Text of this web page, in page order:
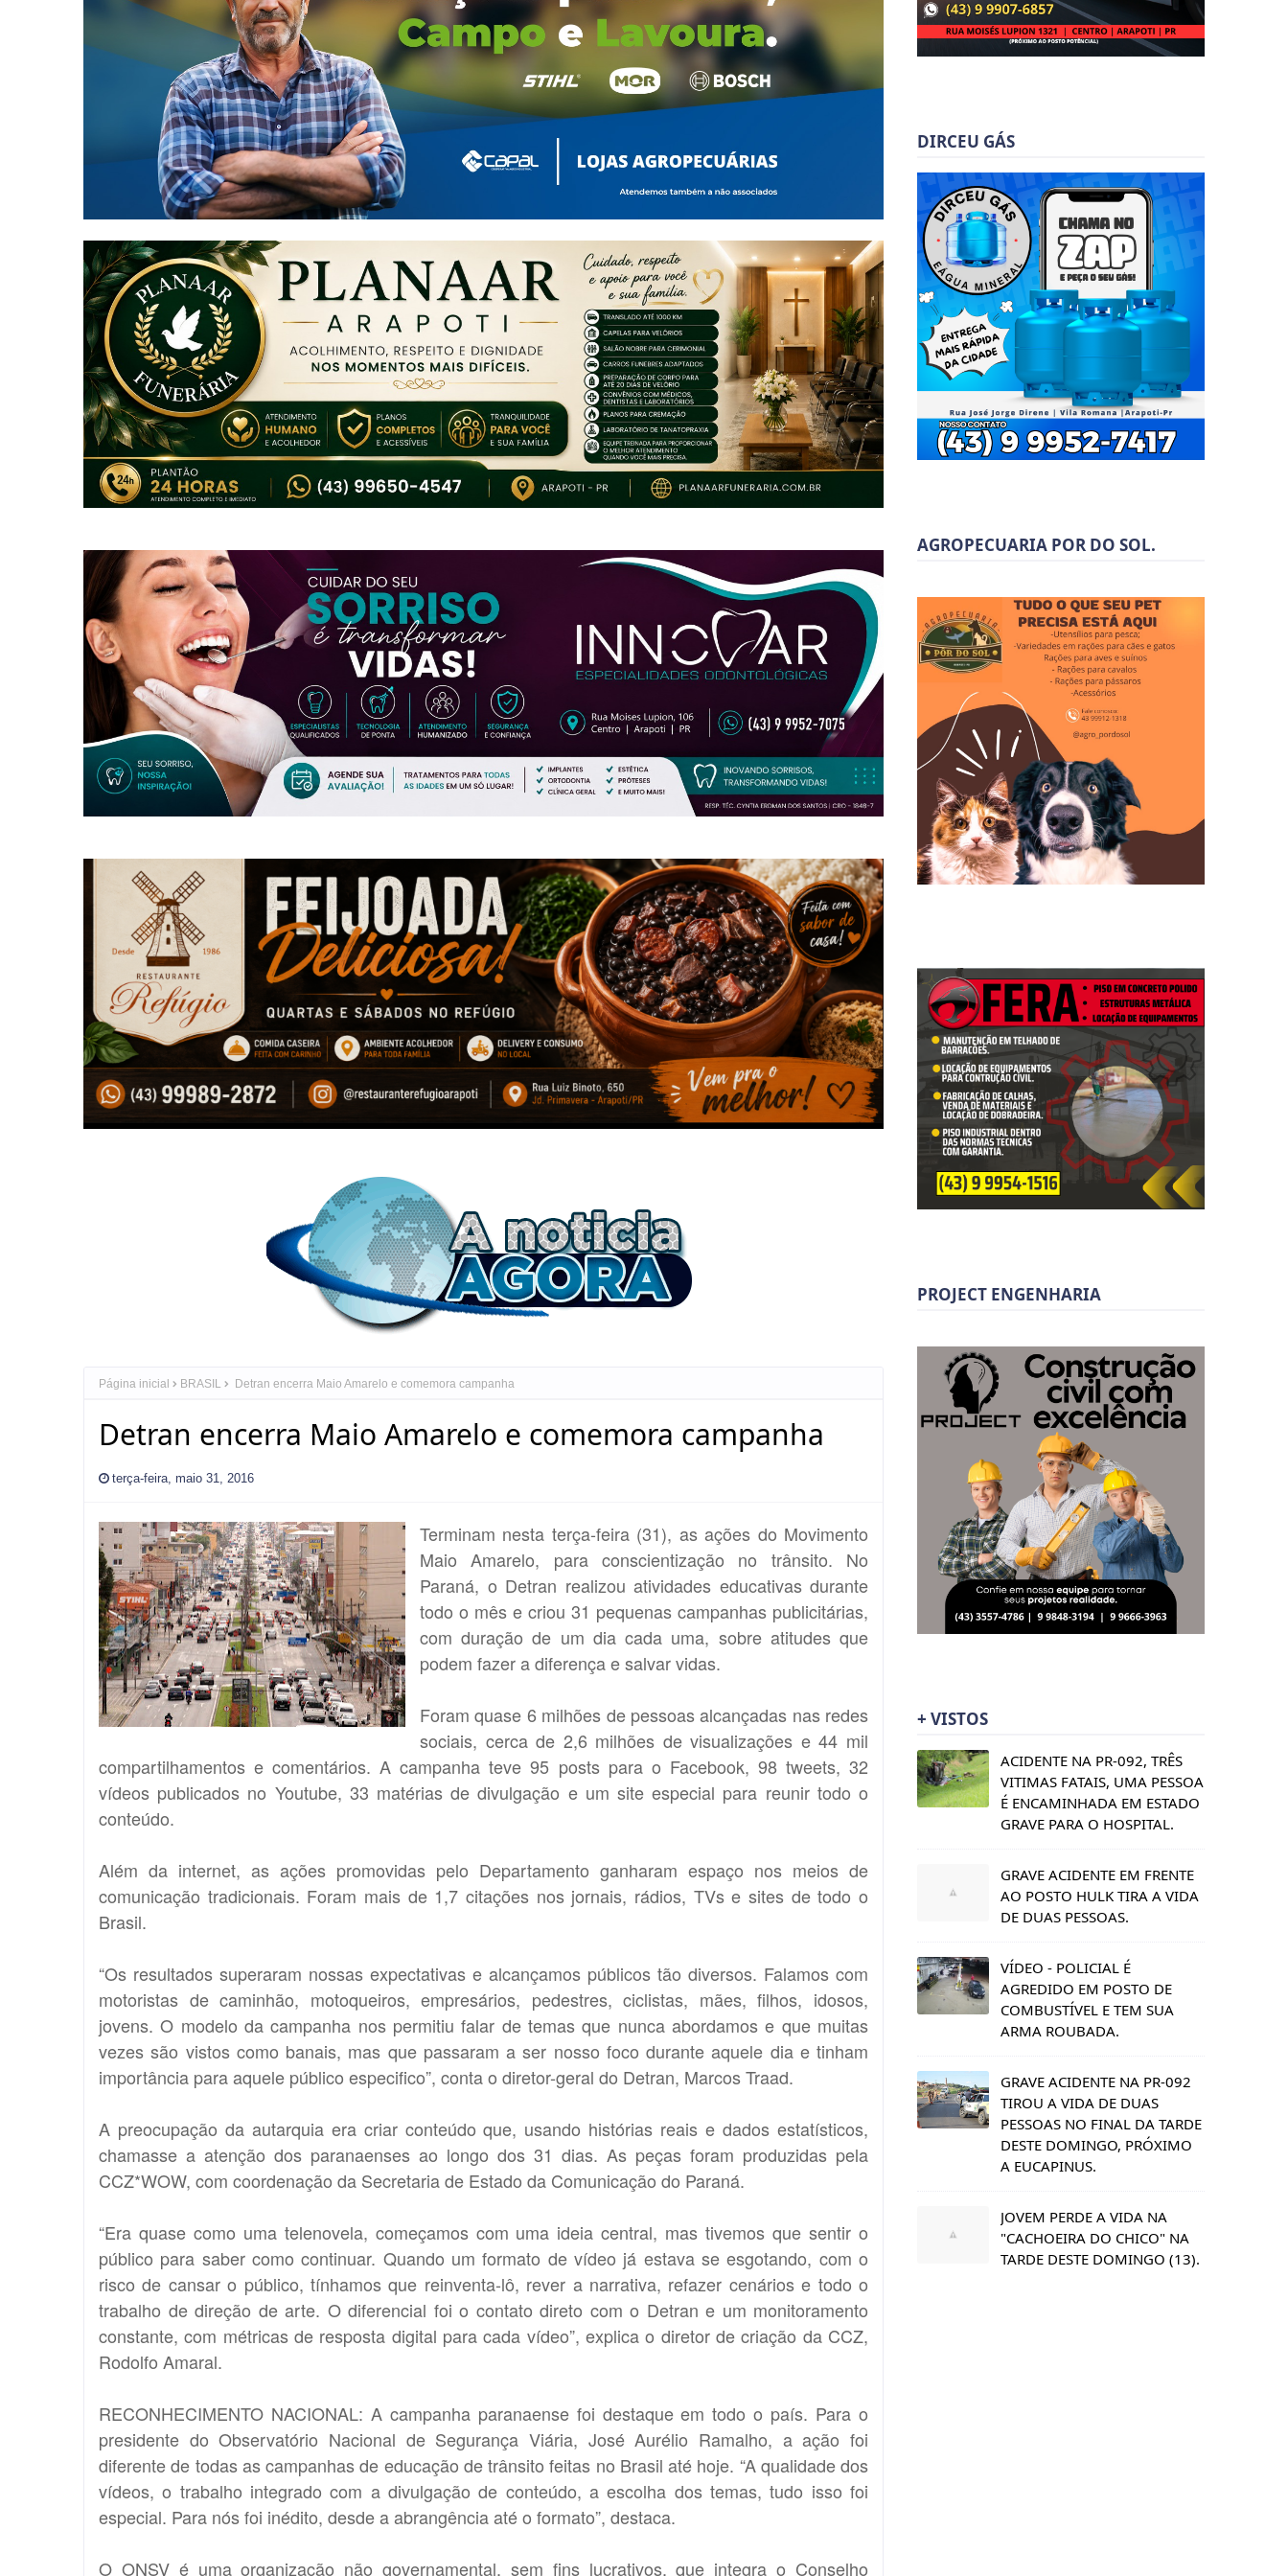
Página inicial BRASIL Detran encerra Maio Amarelo e comemora campanha
Detran encerra Maio Amarelo e comemora campanha
terça-feira, maio 31, 2016
Terminam nesta terça-feira (31), as ações do Movimento
Maio Amarelo, para conscientização no trânsito. No
Paraná, o Detran realizou atividades educativas durante
todo o mês e criou 31 pequenas campanhas publicitárias,
com duração de um dia cada uma, sobre atitudes que
podem fazer a diferença e salvar vidas.
Foram quase 6 milhões de pessoas alcançadas nas redes
sociais, cerca de 2,6 milhões de visualizações e 44 mil
compartilhamentos e comentários. A campanha teve 95 posts para o Facebook, 98 tweets, 32
vídeos publicados no Youtube, 33 matérias de divulgação e um site especial para reunir todo o
conteúdo.
Além da internet, as ações promovidas pelo Departamento ganharam espaço nos meios de
comunicação tradicionais. Foram mais de 1,7 citações nos jornais, rádios, TVs e sites de todo o
Brasil.
“Os resultados superaram nossas expectativas e alcançamos públicos tão diversos. Falamos com
motoristas de caminhão, motoqueiros, empresários, pedestres, ciclistas, mães, filhos, idosos,
jovens. O modelo da campanha nos permitiu falar de temas que nunca abordamos e que muitas
vezes são vistos como banais, mas que passaram a ser nosso foco durante aquele dia e tinham
importância para aquele público especifico”, conta o diretor-geral do Detran, Marcos Traad.
A preocupação da autarquia era criar conteúdo que, usando histórias reais e dados estatísticos,
chamasse a atenção dos paranaenses ao longo dos 31 dias. As peças foram produzidas pela
CCZ*WOW, com coordenação da Secretaria de Estado da Comunicação do Paraná.
“Era quase como uma telenovela, começamos com uma ideia central, mas tivemos que sentir o
público para saber como continuar. Quando um formato de vídeo já estava se esgotando, com o
risco de cansar o público, tínhamos que reinventa-lô, rever a narrativa, refazer cenários e todo o
trabalho de direção de arte. O diferencial foi o contato direto com o Detran e um monitoramento
constante, com métricas de resposta digital para cada vídeo”, explica o diretor de criação da CCZ,
Rodolfo Amaral.
RECONHECIMENTO NACIONAL: A campanha paranaense foi destaque em todo o país. Para o
presidente do Observatório Nacional de Segurança Viária, José Aurélio Ramalho, a ação foi
diferente de todas as campanhas de educação de trânsito feitas no Brasil até hoje. “A qualidade dos
vídeos, o trabalho integrado com a divulgação de conteúdo, a escolha dos temas, tudo isso foi
especial. Para nós foi inédito, desde a abrangência até o formato”, destaca.
O ONSV é uma organização não governamental, sem fins lucrativos, que integra o Conselho
DIRCEU GÁS
AGROPECUARIA POR DO SOL.
PROJECT ENGENHARIA
+ VISTOS
ACIDENTE NA PR-092, TRÊS
VITIMAS FATAIS, UMA PESSOA
É ENCAMINHADA EM ESTADO
GRAVE PARA O HOSPITAL.
GRAVE ACIDENTE EM FRENTE
AO POSTO HULK TIRA A VIDA
DE DUAS PESSOAS.
VÍDEO - POLICIAL É
AGREDIDO EM POSTO DE
COMBUSTÍVEL E TEM SUA
ARMA ROUBADA.
GRAVE ACIDENTE NA PR-092
TIROU A VIDA DE DUAS
PESSOAS NO FINAL DA TARDE
DESTE DOMINGO, PRÓXIMO
A EUCAPINUS.
JOVEM PERDE A VIDA NA
"CACHOEIRA DO CHICO" NA
TARDE DESTE DOMINGO (13).